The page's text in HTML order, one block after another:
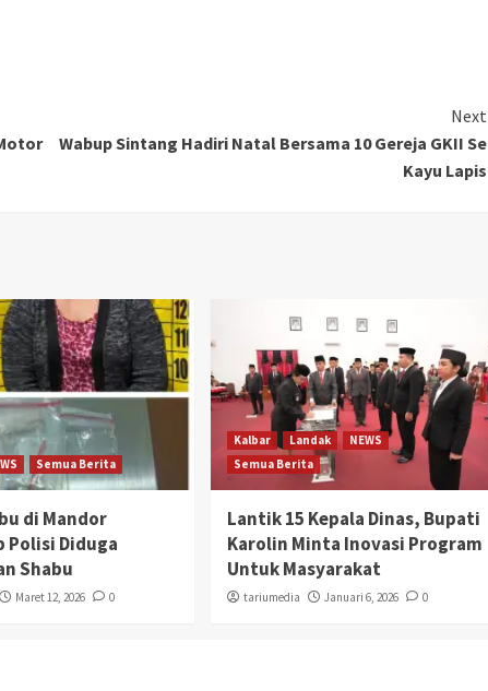
Next
Wabup Sintang Hadiri Natal Bersama 10 Gereja GKII Se
Kayu Lapis
Semua Berita
di Mandor
Polisi Diduga
Shabu
Maret 12, 2026 0
Kalbar Landak
NEWS
Semua Berita
Lantik 15 Kepala Dinas, Bupati
Karolin Minta Inovasi Program
Untuk Masyarakat
tariumedia Januari 6, 2026 0